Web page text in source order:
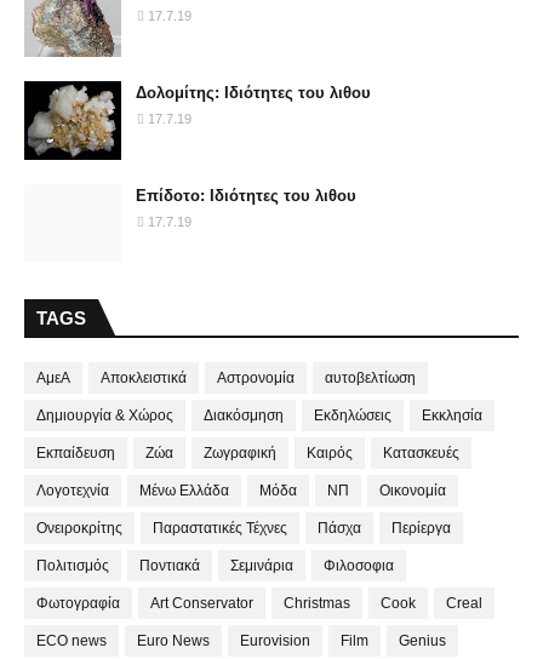
17.7.19
Δολομίτης: Ιδιότητες του λιθου
17.7.19
Επίδοτο: Ιδιότητες του λιθου
17.7.19
TAGS
ΑμεΑ Αποκλειστικά Αστρονομία αυτοβελτίωση
Δημιουργία & Χώρος Διακόσμηση Εκδηλώσεις Εκκλησία
Εκπαίδευση Ζώα Ζωγραφική Καιρός Κατασκευές
Λογοτεχνία Μένω Ελλάδα Μόδα ΝΠ Οικονομία
Ονειροκρίτης Παραστατικές Τέχνες Πάσχα Περίεργα
Πολιτισμός Ποντιακά Σεμινάρια Φιλοσοφια
Φωτογραφία Art Conservator Christmas Cook Creal
ECO news Euro News Eurovision Film Genius